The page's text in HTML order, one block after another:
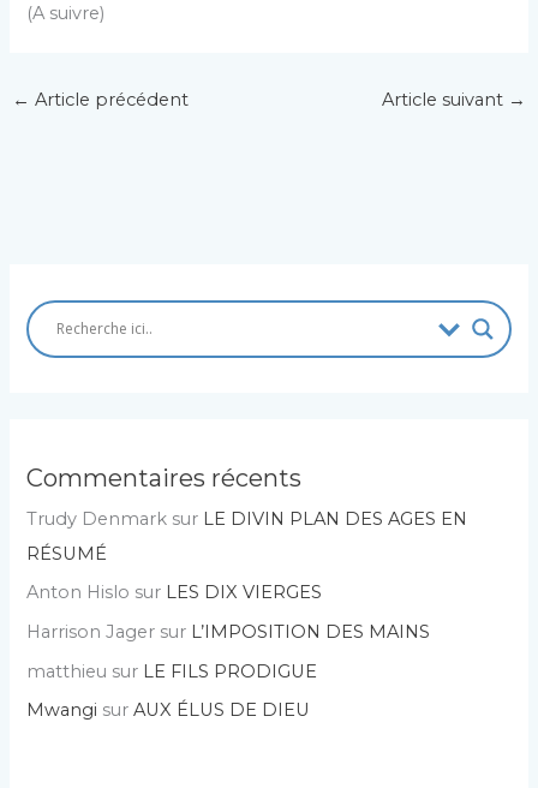
(A suivre)
← Article précédent Article suivant →
Commentaires récents
Trudy Denmark sur LE DIVIN PLAN DES AGES EN
RÉSUMÉ
Anton Hislo sur LES DIX VIERGES
Harrison Jager sur L’IMPOSITION DES MAINS
matthieu sur LE FILS PRODIGUE
Mwangi surAUX ÉLUS DE DIEU